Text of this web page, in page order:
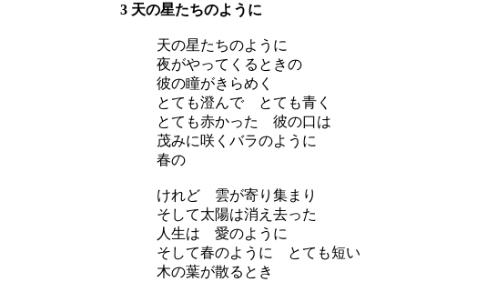
3 天の星たちのように
天の星たちのように
夜がやってくるときの
彼の瞳がきらめく
とても澄んで とても青く
とても赤かった 彼の口は
茂みに咲くバラのように
春の
けれど 雲が寄り集まり
そして太陽は消え去った
人生は 愛のように
そして春のように とても短い
木の葉が散るとき